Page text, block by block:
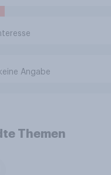
Angabe
Themen